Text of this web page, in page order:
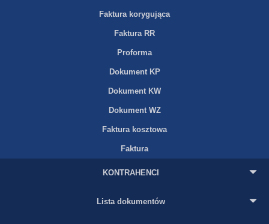
Faktura korygująca
Faktura RR
Proforma
Dokument KP
Dokument KW
Dokument WZ
Faktura kosztowa
Faktura
KONTRAHENCI
Lista dokumentów